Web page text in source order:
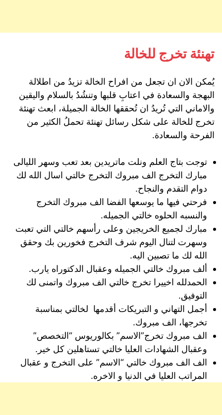
تهنئة تخرج للخالة
يُمكن الان ان تجعل من افراح الخالة تزيدُ من اطلالة
البهجة والسعادة في اعتابِ قلبها وتنشُدُ بالسلام واليقين
والاماني التي تُريدُ ان تُحققها الخالة الجميلة، ابعث تهنئة
تخرج للخالة على شكل رسائل تهنئة تحملُ الكثير من
الفرحة والسعادة.
توجت بتاج العلم ونلت ماتريدين بعد تعب وسهر الليالى
مبارك التخرج الف مبروك التخرج خالتي اسال الله لك
دوام التقدم والنجاح.
فرحتي فيها ما يوسعها الفضا الف مبروك التخرج
والنسبه الحلوه خالتي الجميله.
مبارك لجميع الخريجين وعلى رأسهم خالتي التي تعبت
وسهرت لتنال اليوم شرف التخرج فخورين بك وحقق
الله لك ما تصبين اليه.
ألف مبروك خالتي الجميله وعقبال الدكتوراه يارب.
الحمدلله اخييرا تخرج خالتي الف مبروك واتمنى لك
التوفيق.
أجمل التهاني و التبريكات أقدمها لخالتي بمناسبة
تخرجها، الف مبروك.
الف مبروك تخرج”الاسم” بكالوريوس “التخصص”
وعقبال الشهادات العليا خالتي تستاهلين كل خير.
الف الف مبروك خالتي “الاسم” على التخرج و عقبال
المراتب العليا في الدنيا و الاخره.